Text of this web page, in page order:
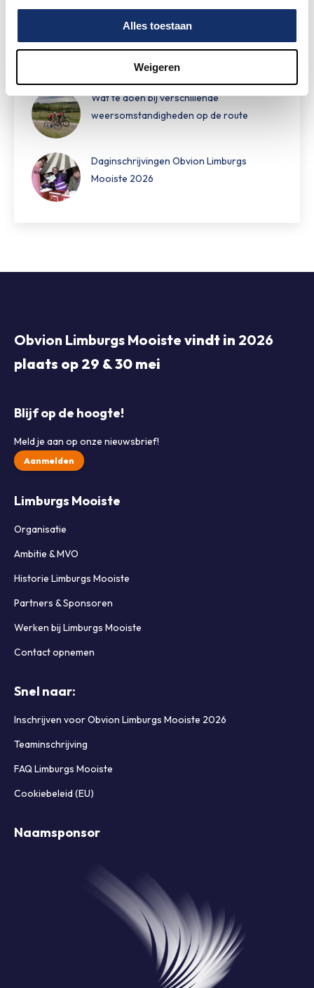
Alles toestaan
Weigeren
Wat te doen bij verschillende
weersomstandigheden op de route
Daginschrijvingen Obvion Limburgs
Mooiste 2026
Obvion Limburgs Mooiste vindt in 2026
plaats op 29 & 30 mei
Blijf op de hoogte!
Meld je aan op onze nieuwsbrief!
Aanmelden
Limburgs Mooiste
Organisatie
Ambitie & MVO
Historie Limburgs Mooiste
Partners & Sponsoren
Werken bij Limburgs Mooiste
Contact opnemen
Snel naar:
Inschrijven voor Obvion Limburgs Mooiste 2026
Teaminschrijving
FAQ Limburgs Mooiste
Cookiebeleid (EU)
Naamsponsor